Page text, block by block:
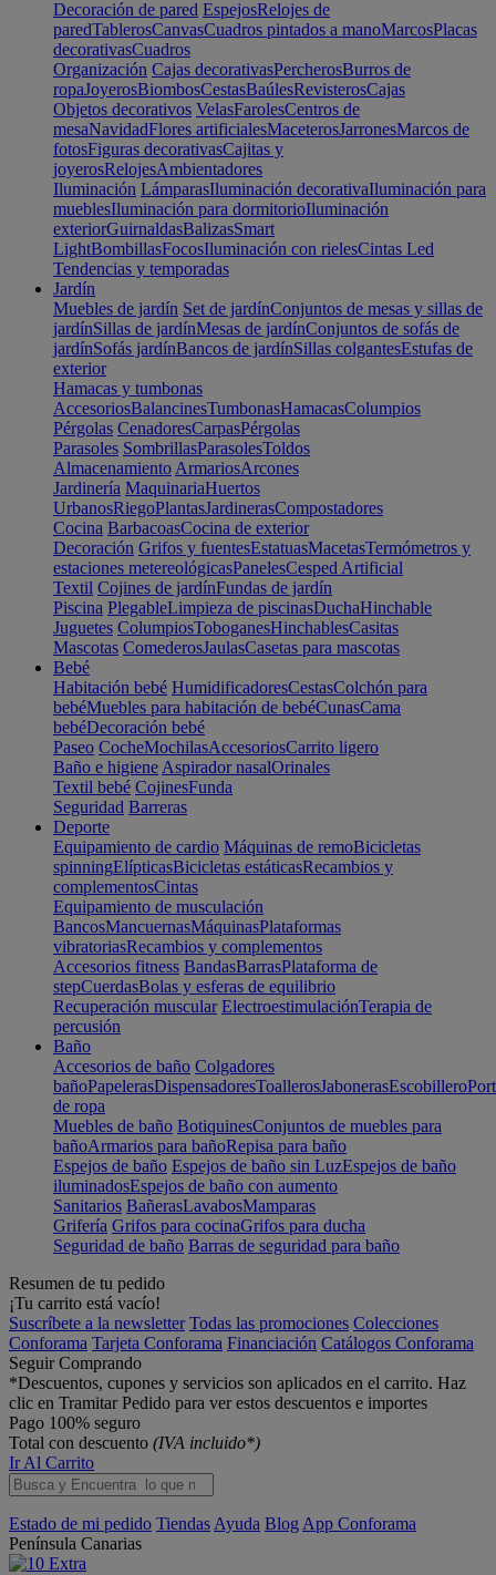
Decoración de pared EspejosRelojes de
paredTablerosCanvasCuadros pintados a manoMarcosPlacas
decorativasCuadros
Organización Cajas decorativasPercherosBurros de
ropaJoyerosBiombosCestasBaúlesRevisterosCajas
Objetos decorativos VelasFarolesCentros de
mesaNavidadFlores artificialesMaceterosJarronesMarcos de
fotosFiguras decorativasCajitas y
joyerosRelojesAmbientadores
Iluminación LámparasIluminación decorativaIluminación para
mueblesIluminación para dormitorioIluminación
exteriorGuirnaldasBalizasSmart
LightBombillasFocosIluminación con rielesCintas Led
Tendencias y temporadas
Jardín
Muebles de jardín Set de jardínConjuntos de mesas y sillas de
jardínSillas de jardínMesas de jardínConjuntos de sofás de
jardínSofás jardínBancos de jardínSillas colgantesEstufas de
exterior
Hamacas y tumbonas
AccesoriosBalancinesTumbonasHamacasColumpios
Pérgolas CenadoresCarpasPérgolas
Parasoles SombrillasParasolesToldos
Almacenamiento ArmariosArcones
Jardinería MaquinariaHuertos
UrbanosRiegoPlantasJardinerasCompostadores
Cocina BarbacoasCocina de exterior
Decoración Grifos y fuentesEstatuasMacetasTermómetros y
estaciones metereológicasPanelesCesped Artificial
Textil Cojines de jardínFundas de jardín
Piscina PlegableLimpieza de piscinasDuchaHinchable
Juguetes ColumpiosToboganesHinchablesCasitas
Mascotas ComederosJaulasCasetas para mascotas
Bebé
Habitación bebé HumidificadoresCestasColchón para
bebéMuebles para habitación de bebéCunasCama
bebéDecoración bebé
Paseo CocheMochilasAccesoriosCarrito ligero
Baño e higiene Aspirador nasalOrinales
Textil bebé CojinesFunda
Seguridad Barreras
Deporte
Equipamiento de cardio Máquinas de remoBicicletas
spinningElípticasBicicletas estáticasRecambios y
complementosCintas
Equipamiento de musculación
BancosMancuernasMáquinasPlataformas
vibratoriasRecambios y complementos
Accesorios fitness BandasBarrasPlataforma de
stepCuerdasBolas y esferas de equilibrio
Recuperación muscular ElectroestimulaciónTerapia de
percusión
Baño
Accesorios de baño Colgadores
bañoPapelerasDispensadoresToallerosJabonerasEscobillero
de ropa
Muebles de baño BotiquinesConjuntos de muebles para
bañoArmarios para bañoRepisa para baño
Espejos de baño Espejos de baño sin LuzEspejos de baño
iluminadosEspejos de baño con aumento
Sanitarios BañerasLavabosMamparas
Grifería Grifos para cocinaGrifos para ducha
Seguridad de baño Barras de seguridad para baño
Resumen de tu pedido
¡Tu carrito está vacío!
Suscríbete a la newsletter Todas las promociones Colecciones
Conforama Tarjeta Conforama Financiación Catálogos Conforama
Seguir Comprando
*Descuentos, cupones y servicios son aplicados en el carrito. Haz
clic en Tramitar Pedido para ver estos descuentos e importes
Pago 100% seguro
Total con descuento (IVA incluido*)
Ir Al Carrito
Estado de mi pedido Tiendas Ayuda Blog App Conforama
Península Canarias